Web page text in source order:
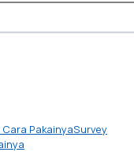
Survey